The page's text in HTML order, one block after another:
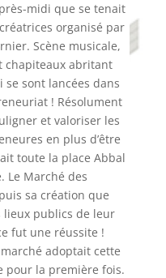
midi que se tenait
organisé par
Scène musicale,
chapiteaux abritant
sont lancées dans
! Résolument
et valoriser les
en plus d’être
toute la place Abbal
Le Marché des
sa création que
lieux publics de leur
fut une réussite !
adoptait cette
pour la première fois.